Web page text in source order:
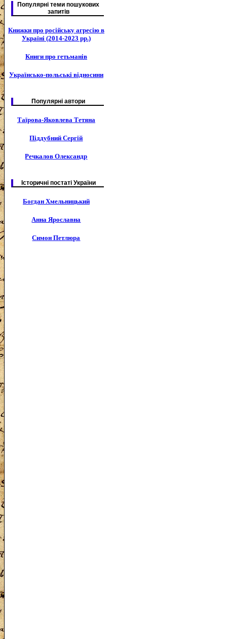
Популярні теми пошукових
запитів
Книжки про російську агресію в
Україні (2014-2023 рр.)
Книги про гетьманів
Українсько-польські відносини
Популярні автори
Таїрова-Яковлева Тетяна
Піддубний Сергій
Речкалов Олександр
Історичні постаті України
Богдан Хмельницький
Анна Ярославна
Симон Петлюра